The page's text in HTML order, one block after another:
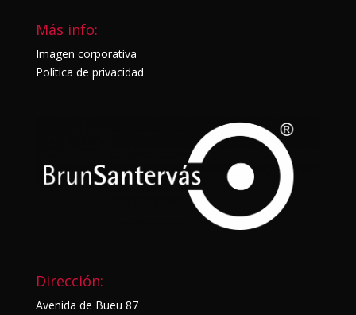
Más info:
Imagen corporativa
Política de privacidad
Dirección:
Avenida de Bueu 87